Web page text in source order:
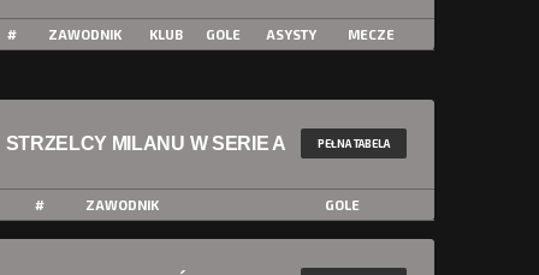
# ZAWODNIK KLUB GOLE ASYSTY MECZE
STRZELCY MILANU W SERIE A PEŁNA TABELA
# ZAWODNIK GOLE